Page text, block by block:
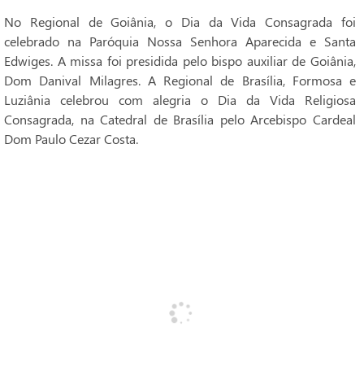
No Regional de Goiânia, o Dia da Vida Consagrada foi
celebrado na Paróquia Nossa Senhora Aparecida e Santa
Edwiges. A missa foi presidida pelo bispo auxiliar de Goiânia,
Dom Danival Milagres. A Regional de Brasília, Formosa e
Luziânia celebrou com alegria o Dia da Vida Religiosa
Consagrada, na Catedral de Brasília pelo Arcebispo Cardeal
Dom Paulo Cezar Costa.